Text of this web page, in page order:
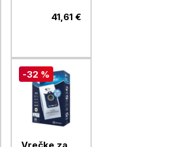
T10 in T12 10
41,61 €
-32 %